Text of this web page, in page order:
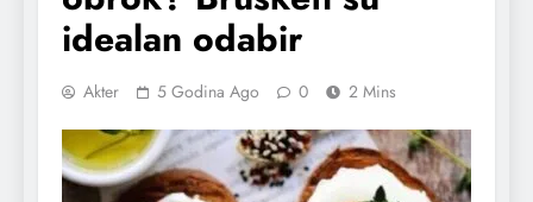
idealan odabir
Akter 5 Godina Ago 0 2 Mins